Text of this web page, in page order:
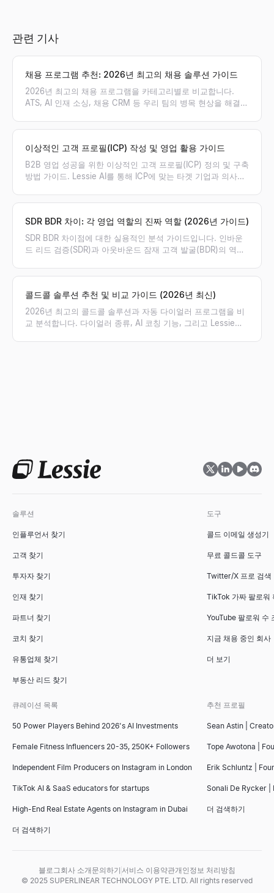
관련 기사
채용 프로그램 추천: 2026년 최고의 채용 솔루션 가이드
2026년 최고의 채용 프로그램을 카테고리별로 비교합니다.
ATS, AI 인재 소싱, 채용 CRM 등 우리 팀의 병목 현상을 해결할
이상적인 고객 프로필(ICP) 작성 및 영업 활용 가이드
B2B 영업 성공을 위한 이상적인 고객 프로필(ICP) 정의 및 구축
방법 가이드. Lessie AI를 통해 ICP에 맞는 타겟 기업과 의사결
SDR BDR 차이: 각 영업 역할의 진짜 역할 (2026년 가이드)
SDR BDR 차이점에 대한 실용적인 분석 가이드입니다. 인바운
드 리드 검증(SDR)과 아웃바운드 잠재 고객 발굴(BDR)의 역할,
콜드콜 솔루션 추천 및 비교 가이드 (2026년 최신)
2026년 최고의 콜드콜 솔루션과 자동 다이얼러 프로그램을 비
교 분석합니다. 다이얼러 종류, AI 코칭 기능, 그리고 Lessie를
솔루션
인플루언서 찾기
고객 찾기
투자자 찾기
인재 찾기
파트너 찾기
코치 찾기
유통업체 찾기
부동산 리드 찾기
도구
콜드 이메일 생성기
무료 콜드콜 도구
Twitter/X 프로 검색
TikTok 가짜 팔로워
YouTube 팔로워 수
지금 채용 중인 회사
더 보기
큐레이션 목록
50 Power Players Behind 2026's AI Investments
Female Fitness Influencers 20-35, 250K+ Followers
Independent Film Producers on Instagram in London
TikTok AI & SaaS educators for startups
High-End Real Estate Agents on Instagram in Dubai
더 검색하기
추천 프로필
Sean Astin |
Tope Awotona |
Erik Schluntz |
Sonali De Rycker |
더 검색하기
블로그회사 소개문의하기 서비스 이용약관개인정보 처리방침
© 2025 SUPERLINEAR TECHNOLOGY PTE. LTD. All rights reserved